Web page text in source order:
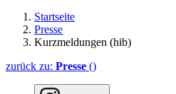
Startseite
Presse
Kurzmeldungen (hib)
zurück zu: Presse ()